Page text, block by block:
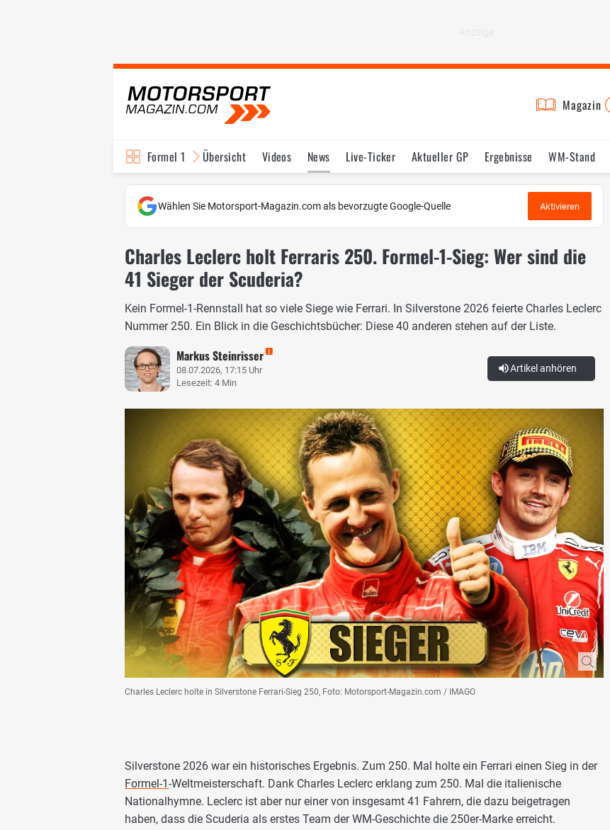
Magazin
Formel 1 Übersicht Videos News Live-Ticker Aktueller GP Ergebnisse WM-Stand
Fahrer & Teams
Bilder Termine Statistik Testfahrten Reglement Lexikon
Wählen Sie Motorsport-Magazin.com als bevorzugte Google-Quelle Aktivieren
Charles Leclerc holt Ferraris 250. Formel-1-Sieg: Wer sind die
41 Sieger der Scuderia?
Kein Formel-1-Rennstall hat so viele Siege wie Ferrari. In Silverstone 2026 feierte Charles Leclerc
Nummer 250. Ein Blick in die Geschichtsbücher: Diese 40 anderen stehen auf der Liste.
Markus Steinrisser
08.07.2026, 17:15 Uhr
Lesezeit: 4 Min
Artikel anhören
Charles Leclerc holte in Silverstone Ferrari-Sieg 250, Foto: Motorsport-Magazin.com / IMAGO
Silverstone 2026 war ein historisches Ergebnis. Zum 250. Mal holte ein Ferrari einen Sieg in der
Formel-1-Weltmeisterschaft. Dank Charles Leclerc erklang zum 250. Mal die italienische
Nationalhymne. Leclerc ist aber nur einer von insgesamt 41 Fahrern, die dazu beigetragen
haben, dass die Scuderia als erstes Team der WM-Geschichte die 250er-Marke erreicht.